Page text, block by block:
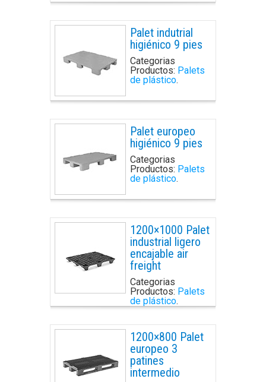
Palet indutrial
higiénico 9 pies
Categorias
Productos: Palets
de plástico.
Palet europeo
higiénico 9 pies
Categorias
Productos: Palets
de plástico.
1200×1000 Palet
industrial ligero
encajable air
freight
Categorias
Productos: Palets
de plástico.
1200×800 Palet
europeo 3
patines
intermedio